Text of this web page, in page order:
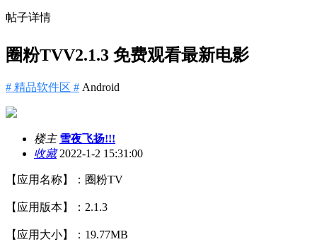
帖子详情
圈粉TVV2.1.3 免费观看最新电影
# 精品软件区 # Android
楼主 雪夜飞扬!!!
收藏2022-1-2 15:31:00
【应用名称】：圈粉TV
【应用版本】：2.1.3
【应用大小】：19.77MB